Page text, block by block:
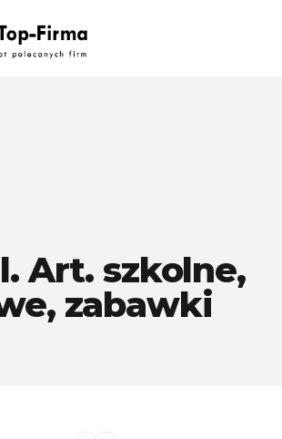
Art. szkolne,
zabawki